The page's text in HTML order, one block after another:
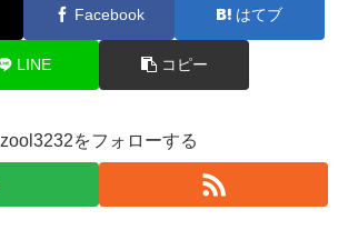
Facebook はてブ
LINE コピー
zool3232をフォローする